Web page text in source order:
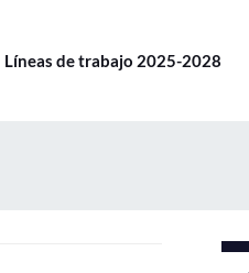
Líneas de trabajo 2025-2028